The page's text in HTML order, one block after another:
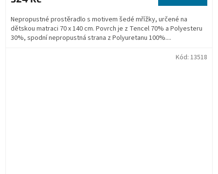
Nepropustné prostěradlo s motivem šedé mřížky, určené na
dětskou matraci 70 x 140 cm. Povrch je z Tencel 70% a Polyesteru
30%, spodní nepropustná strana z Polyuretanu 100%....
Kód: 13518